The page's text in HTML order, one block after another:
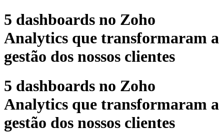
5 dashboards no Zoho
Analytics que transformaram a
gestão dos nossos clientes
5 dashboards no Zoho
Analytics que transformaram a
gestão dos nossos clientes